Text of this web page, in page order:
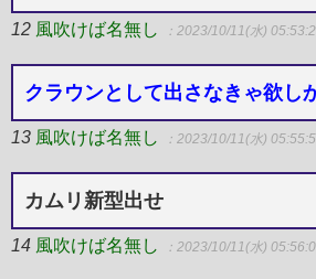
12 風吹けば名無し ：2023/10/11(水)
クラウンとして出さなきゃ欲し
13 風吹けば名無し ：2023/10/11(水)
カムリ新型出せ
14 風吹けば名無し ：2023/10/11(水)